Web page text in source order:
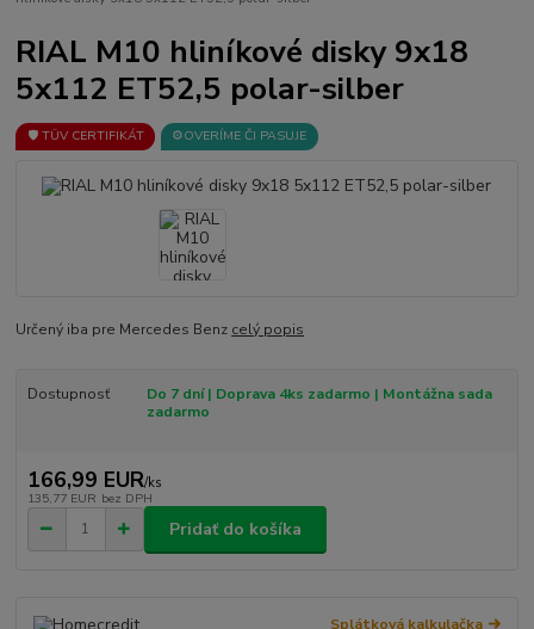
RIAL M10 hliníkové disky 9x18
5x112 ET52,5 polar-silber
🛡️ TÜV CERTIFIKÁT ⚙️OVERÍME ČI PASUJE
Určený iba pre Mercedes Benz celý popis
Dostupnosť
Do 7 dní | Doprava 4ks zadarmo | Montážna sada
zadarmo
166,99 EUR/ks
135,77 EUR bez DPH
Pridať do košíka
Splátková kalkulačka